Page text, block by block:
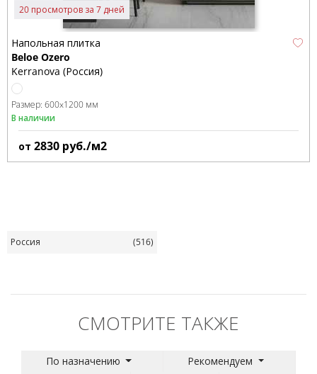
20 просмотров за 7 дней
Напольная плитка
Beloe Ozero
Kerranova (Россия)
Размер: 600x1200 мм
В наличии
от 2830 руб./м2
Россия (516)
СМОТРИТЕ ТАКЖЕ
По назначению
Рекомендуем